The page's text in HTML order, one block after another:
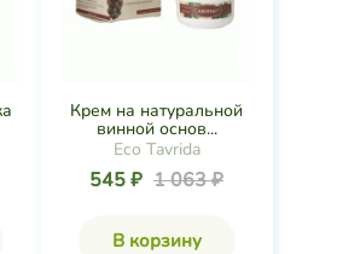
Крем на натуральной
винной основ...
Eco Tavrida
545 ₽ 1 063 ₽
В корзину